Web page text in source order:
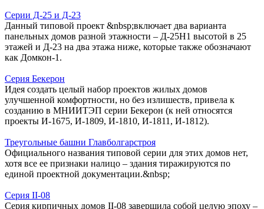
Серии Д-25 и Д-23
Данный типовой проект &nbsp;включает два варианта
панельных домов разной этажности – Д-25Н1 высотой в 25
этажей и Д-23 на два этажа ниже, которые также обозначают
как Домкон-1.
Серия Бекерон
Идея создать целый набор проектов жилых домов
улучшенной комфортности, но без излишеств, привела к
созданию в МНИИТЭП серии Бекерон (к ней относятся
проекты И-1675, И-1809, И-1810, И-1811, И-1812).
Треугольные башни Главболгарстроя
Официального названия типовой серии для этих домов нет,
хотя все ее признаки налицо – здания тиражируются по
единой проектной документации.&nbsp;
Серия II-08
Серия кирпичных домов II-08 завершила собой целую эпоху –